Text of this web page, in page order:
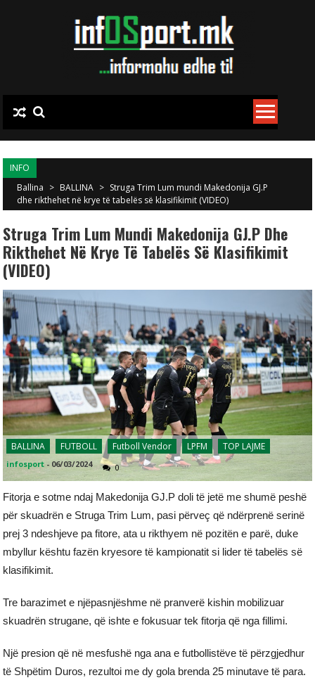
INFO
Ballina > BALLINA > Struga Trim Lum mundi Makedonija GJ.P
dhe rikthehet në krye të tabelës së klasifikimit (VIDEO)
Struga Trim Lum Mundi Makedonija GJ.P Dhe
Rikthehet Në Krye Të Tabelës Së Klasifikimit
(VIDEO)
BALLINA FUTBOLL Futboll Vendor LPFM TOP LAJME
infosport - 06/03/2024 0
Fitorja e sotme ndaj Makedonija GJ.P doli të jetë me shumë peshë
për skuadrën e Struga Trim Lum, pasi përveç që ndërprenë serinë
prej 3 ndeshjeve pa fitore, ata u rikthyem në pozitën e parë, duke
mbyllur kështu fazën kryesore të kampionatit si lider të tabelës së
klasifikimit.
Tre barazimet e njëpasnjëshme në pranverë kishin mobilizuar
skuadrën strugane, që ishte e fokusuar tek fitorja që nga fillimi.
Një presion që në mesfushë nga ana e futbollistëve të përzgjedhur
të Shpëtim Duros, rezultoi me dy gola brenda 25 minutave të para.